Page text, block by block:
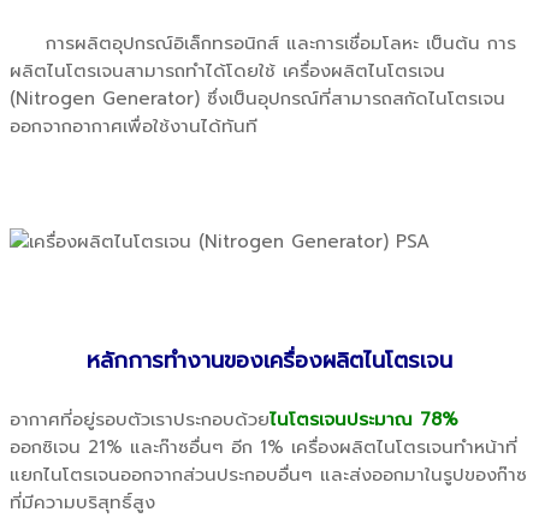
การผลิตอุปกรณ์อิเล็กทรอนิกส์ และการเชื่อมโลหะ เป็นต้น การ
ผลิตไนโตรเจนสามารถทำได้โดยใช้ เครื่องผลิตไนโตรเจน
(Nitrogen Generator) ซึ่งเป็นอุปกรณ์ที่สามารถสกัดไนโตรเจน
ออกจากอากาศเพื่อใช้งานได้ทันที
หลักการทำงานของเครื่องผลิตไนโตรเจน
อากาศที่อยู่รอบตัวเราประกอบด้วยไนโตรเจนประมาณ 78%
ออกซิเจน 21% และก๊าซอื่นๆ อีก 1% เครื่องผลิตไนโตรเจนทำหน้าที่
แยกไนโตรเจนออกจากส่วนประกอบอื่นๆ และส่งออกมาในรูปของก๊าซ
ที่มีความบริสุทธิ์สูง